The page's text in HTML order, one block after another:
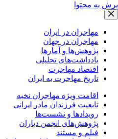
پرش به محتوا
مهاجران در ایران
مهاجران در جهان
پژوهش‌ها و آمارها
یادداشت‌های تحلیلی
اقتصاد مهاجرت
تاریخ مهاجرت به ایران
اقامت ویژه مهاجران نخبه
تابعیت فرزندان مادر ایرانی
رویدادها و نشست‌ها
پژوهش‌های انجمن دیاران
فیلم و مستند